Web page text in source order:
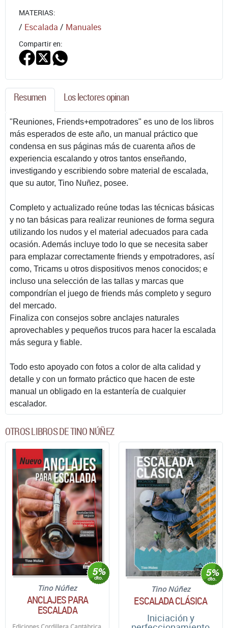
MATERIAS:
/ Escalada / Manuales
Compartir en:
Resumen Los lectores opinan
"Reuniones, Friends+empotradores" es uno de los libros
más esperados de este año, un manual práctico que
condensa en sus páginas más de cuarenta años de
experiencia escalando y otros tantos enseñando,
investigando y escribiendo sobre material de escalada,
que su autor, Tino Nuñez, posee.
Completo y actualizado reúne todas las técnicas básicas
y no tan básicas para realizar reuniones de forma segura
utilizando los nudos y el material adecuados para cada
ocasión. Además incluye todo lo que se necesita saber
para emplazar correctamente friends y empotradores, así
como, Tricams u otros dispositivos menos conocidos; e
incluso una selección de las tallas y marcas que
compondrían el juego de friends más completo y seguro
del mercado.
Finaliza con consejos sobre anclajes naturales
aprovechables y pequeños trucos para hacer la escalada
más segura y fiable.
Todo esto apoyado con fotos a color de alta calidad y
detalle y con un formato práctico que hacen de este
manual un obligado en la estantería de cualquier
escalador.
OTROS LIBROS DE TINO NÚÑEZ
Tino Núñez
ANCLAJES PARA
ESCALADA
Tino Núñez
ESCALADA CLÁSICA
Iniciación y